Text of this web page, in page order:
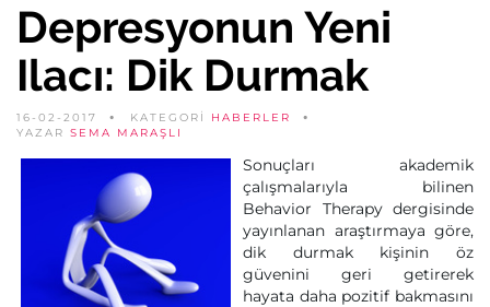
Depresyonun Yeni
Ilacı: Dik Durmak
16-02-2017 KATEGORİ HABERLER
YAZAR SEMA MARAŞLI
Sonuçları akademik
çalışmalarıyla bilinen
Behavior Therapy dergisinde
yayınlanan araştırmaya göre,
dik durmak kişinin öz
güvenini geri getirerek
hayata daha pozitif bakmasını